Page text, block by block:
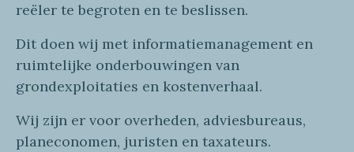
reëler te begroten en te beslissen.
Dit doen wij met informatiemanagement en
ruimtelijke onderbouwingen van
grondexploitaties en kostenverhaal.
Wij zijn er voor overheden, adviesbureaus,
planeconomen, juristen en taxateurs.